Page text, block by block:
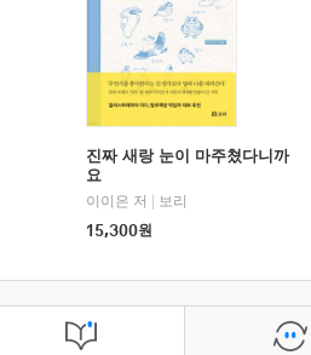
진짜 새랑 눈이 마주쳤다니까
요
이이은 저
보리
15,300원